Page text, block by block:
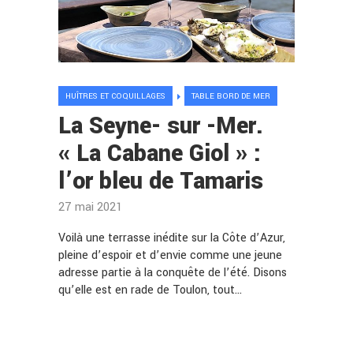
HUÎTRES ET COQUILLAGES TABLE BORD DE MER
La Seyne- sur -Mer.
« La Cabane Giol » :
l’or bleu de Tamaris
27 mai 2021
Voilà une terrasse inédite sur la Côte d’Azur,
pleine d’espoir et d’envie comme une jeune
adresse partie à la conquête de l’été. Disons
qu’elle est en rade de Toulon, tout…